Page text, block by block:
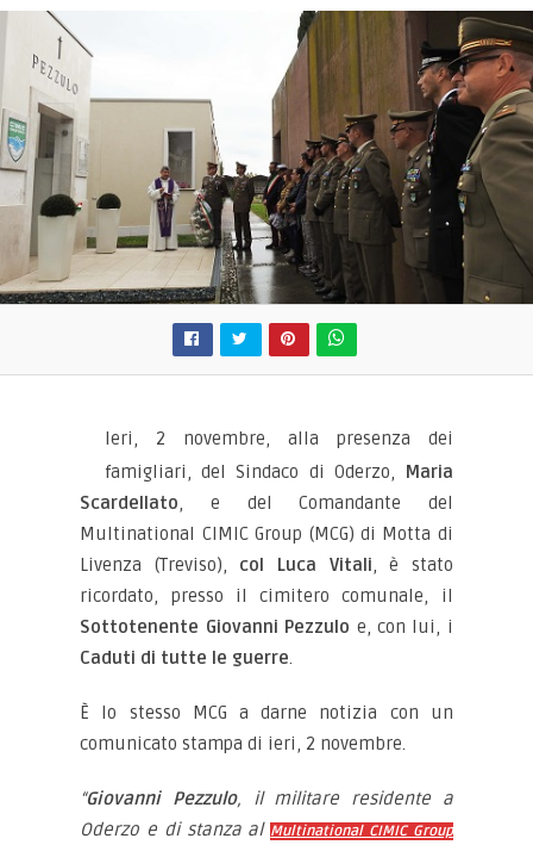
Ieri, 2 novembre, alla presenza dei
famigliari, del Sindaco di Oderzo,
Maria
Scardellato, e del Comandante del
Multinational CIMIC Group (MCG) di Motta di
Livenza (Treviso), col Luca Vitali, è stato
ricordato, presso il cimitero comunale, il
Sottotenente Giovanni Pezzulo e, con lui, i
Caduti di tutte le guerre.
È lo stesso MCG a darne notizia con un
comunicato stampa di ieri, 2 novembre.
“Giovanni Pezzulo, il militare residente a
Oderzo e di stanza al Multinational CIMIC Group